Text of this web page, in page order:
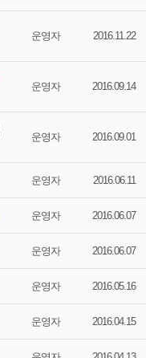
운영자 2016.11.22
운영자 2016.09.14
운영자 2016.09.01
운영자 2016.06.11
운영자 2016.06.07
운영자 2016.06.07
운영자 2016.05.16
운영자 2016.04.15